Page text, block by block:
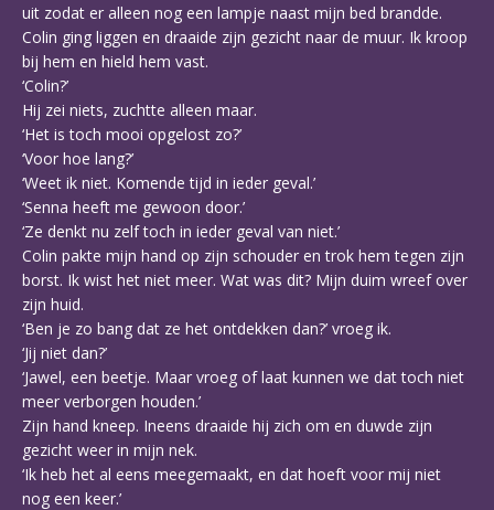
uit zodat er alleen nog een lampje naast mijn bed brandde.
Colin ging liggen en draaide zijn gezicht naar de muur. Ik kroop
bij hem en hield hem vast.
‘Colin?’
Hij zei niets, zuchtte alleen maar.
‘Het is toch mooi opgelost zo?’
‘Voor hoe lang?’
‘Weet ik niet. Komende tijd in ieder geval.’
‘Senna heeft me gewoon door.’
‘Ze denkt nu zelf toch in ieder geval van niet.’
Colin pakte mijn hand op zijn schouder en trok hem tegen zijn
borst. Ik wist het niet meer. Wat was dit? Mijn duim wreef over
zijn huid.
‘Ben je zo bang dat ze het ontdekken dan?’ vroeg ik.
‘Jij niet dan?’
‘Jawel, een beetje. Maar vroeg of laat kunnen we dat toch niet
meer verborgen houden.’
Zijn hand kneep. Ineens draaide hij zich om en duwde zijn
gezicht weer in mijn nek.
‘Ik heb het al eens meegemaakt, en dat hoeft voor mij niet
nog een keer.’